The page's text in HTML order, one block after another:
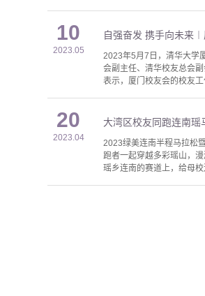
10
2023.05
自强奋发 携手向未来
2023年5月7日，清华大学
会副主任、清华校友总会
表示，厦门校友会的校友
20
2023.04
大湾区校友同跑连南瑶
2023绿美连南半程马拉松
跑者一起穿越多彩瑶山，
瑶乡连南的赛道上，给母